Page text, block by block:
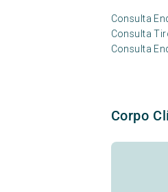
Consulta
Consulta
Consulta
Corpo